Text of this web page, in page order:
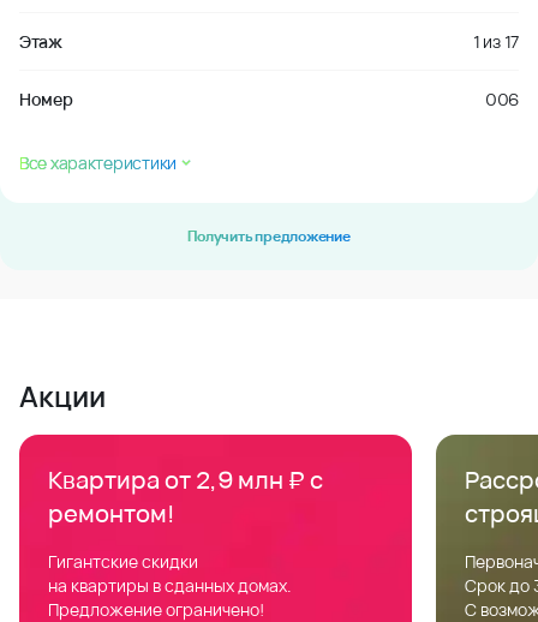
Этаж 1 из17
Номер 006
Все характеристики
Получить предложение
Акции
Квартира от 2,9 млн ₽ с
ремонтом!
Гигантские скидки
на квартиры в сданных домах.
Предложение ограничено!
Срок до
С